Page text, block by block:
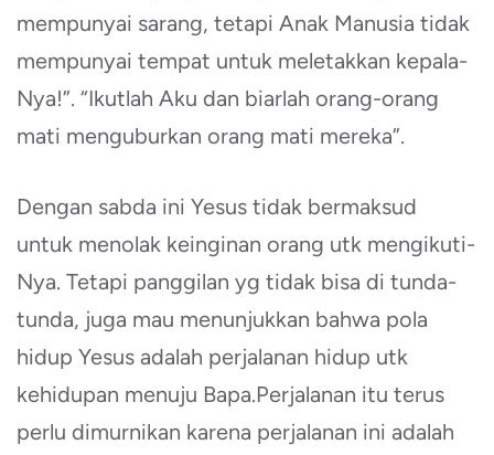
mempunyai sarang, tetapi Anak Manusia tidak
mempunyai tempat untuk meletakkan kepala-
Nya!”. “Ikutlah Aku dan biarlah orang-orang
mati menguburkan orang mati mereka”.
Dengan sabda ini Yesus tidak bermaksud
untuk menolak keinginan orang utk mengikuti-
Nya. Tetapi panggilan yg tidak bisa di tunda-
tunda, juga mau menunjukkan bahwa pola
hidup Yesus adalah perjalanan hidup utk
kehidupan menuju Bapa.Perjalanan itu terus
perlu dimurnikan karena perjalanan ini adalah